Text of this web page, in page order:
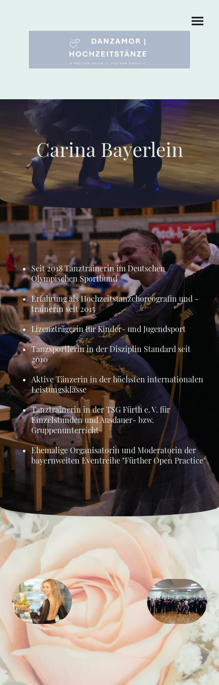
Carina Bayerlein
Seit 2018 Tanztrainerin im Deutschen
Olympischen Sportbund
Erfahrung als Hochzeitstanzchoreografin und -
trainerin seit 2015
Lizenzträgerin für Kinder- und Jugendsport
Tanzsportlerin in der Disziplin Standard seit
2010
Aktive Tänzerin in der höchsten internationalen
Leistungsklasse
Tanztrainerin in der TSG Fürth e. V. für
Einzelstunden und Ausdauer- bzw.
Gruppenunterricht
Ehemalige Organisatorin und Moderatorin der
bayernweiten Eventreihe "Fürther Open Practice"